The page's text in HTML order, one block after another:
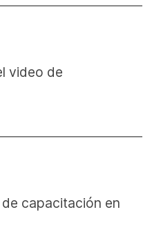
video de
capacitación en